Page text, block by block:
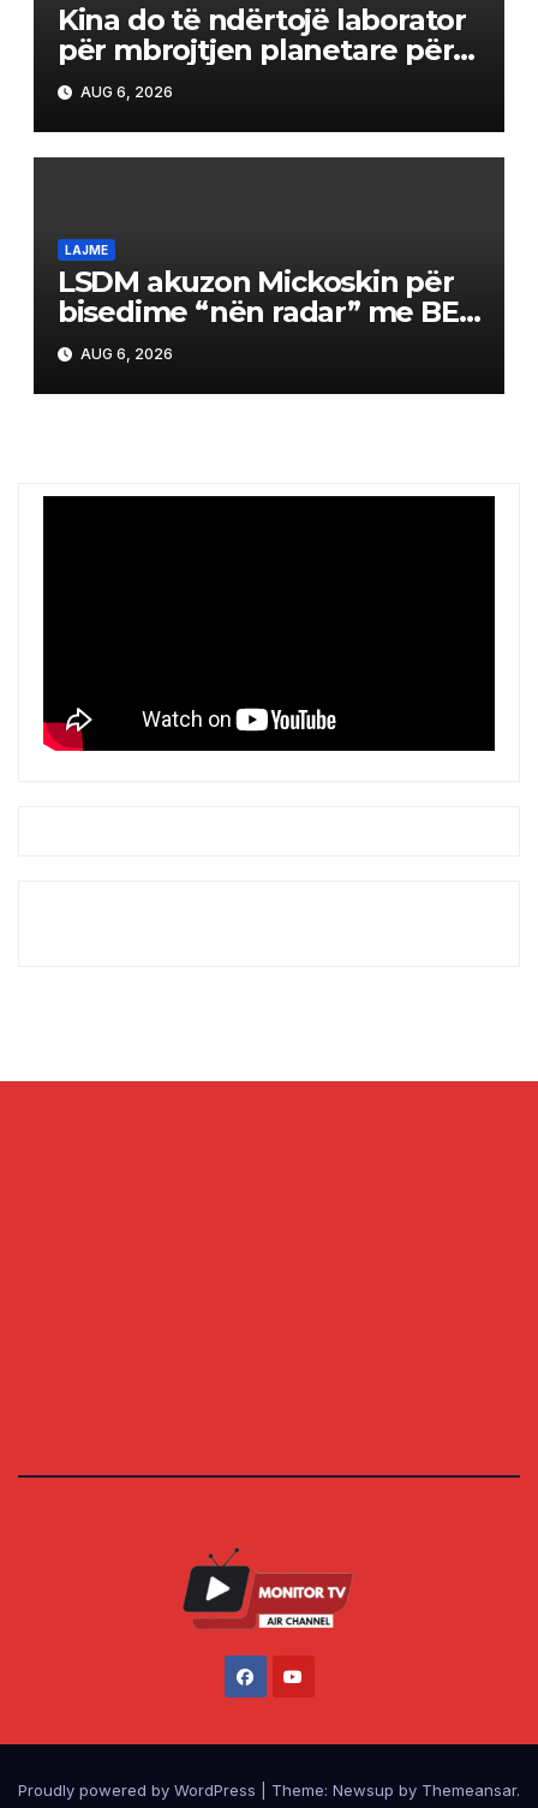
Kina do të ndërtojë laborator
për mbrojtjen planetare për
misionin e kthimit të
mostrave në Mars
AUG 6, 2026
LAJME
LSDM akuzon Mickoskin për
bisedime “nën radar” me BE-
nëAUG 6, 2026
Proudly powered by WordPress Theme: Newsup by Themeansar.